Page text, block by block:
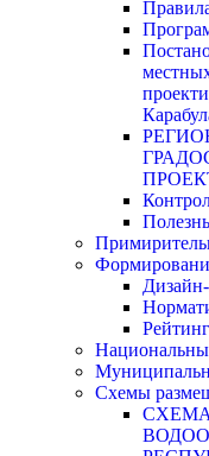
Схемы